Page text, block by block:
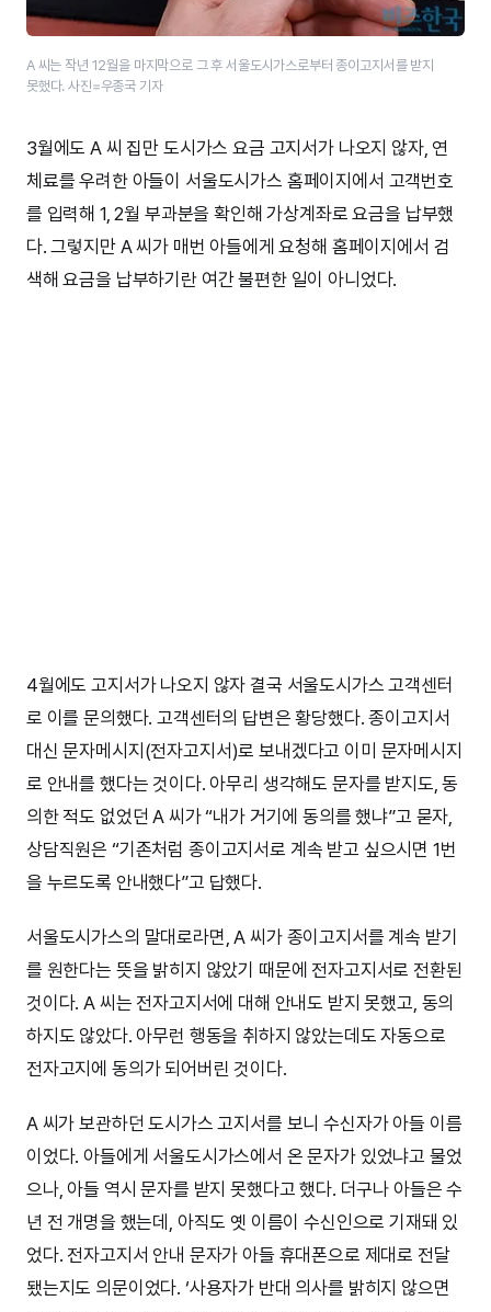
A 씨는 작년 12월을 마지막으로 그 후 서울도시가스로부터 종이고지서를 받지
못했다. 사진=우종국 기자
3월에도 A 씨 집만 도시가스 요금 고지서가 나오지 않자, 연
체료를 우려한 아들이 서울도시가스 홈페이지에서 고객번호
를 입력해 1, 2월 부과분을 확인해 가상계좌로 요금을 납부했
다. 그렇지만 A 씨가 매번 아들에게 요청해 홈페이지에서 검
색해 요금을 납부하기란 여간 불편한 일이 아니었다.
4월에도 고지서가 나오지 않자 결국 서울도시가스 고객센터
로 이를 문의했다. 고객센터의 답변은 황당했다. 종이고지서
대신 문자메시지(전자고지서)로 보내겠다고 이미 문자메시지
로 안내를 했다는 것이다. 아무리 생각해도 문자를 받지도, 동
의한 적도 없었던 A 씨가 “내가 거기에 동의를 했냐”고 묻자,
상담직원은 “기존처럼 종이고지서로 계속 받고 싶으시면 1번
을 누르도록 안내했다”고 답했다.
서울도시가스의 말대로라면, A 씨가 종이고지서를 계속 받기
를 원한다는 뜻을 밝히지 않았기 때문에 전자고지서로 전환된
것이다. A 씨는 전자고지서에 대해 안내도 받지 못했고, 동의
하지도 않았다. 아무런 행동을 취하지 않았는데도 자동으로
전자고지에 동의가 되어버린 것이다.
A 씨가 보관하던 도시가스 고지서를 보니 수신자가 아들 이름
이었다. 아들에게 서울도시가스에서 온 문자가 있었냐고 물었
으나, 아들 역시 문자를 받지 못했다고 했다. 더구나 아들은 수
년 전 개명을 했는데, 아직도 옛 이름이 수신인으로 기재돼 있
었다. 전자고지서 안내 문자가 아들 휴대폰으로 제대로 전달
됐는지도 의문이었다. ‘사용자가 반대 의사를 밝히지 않으면